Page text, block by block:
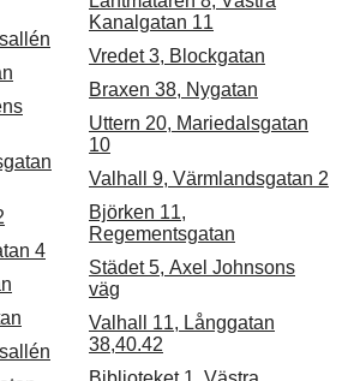
4
Kanalgatan 11
Vredet 3, Blockgatan
Braxen 38, Nygatan
Uttern 20, Mariedalsgatan
10
Valhall 9, Värmlandsgatan 2
Björken 11,
Regementsgatan
Städet 5, Axel Johnsons
väg
Valhall 11, Långgatan
38,40.42